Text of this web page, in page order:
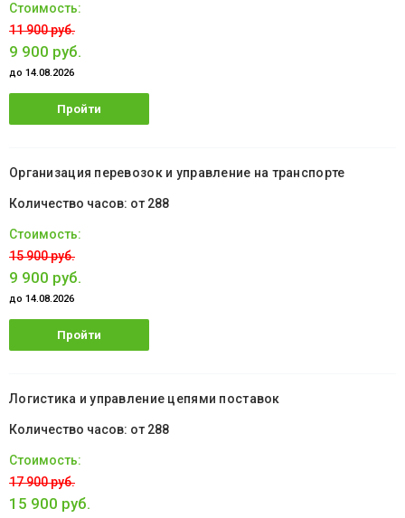
11 900 руб.
9 900 руб.
до 14.08.2026
Пройти
Организация перевозок и управление на транспорте
от 288
15 900 руб.
9 900 руб.
до 14.08.2026
Пройти
Логистика и управление цепями поставок
от 288
17 900 руб.
15 900 руб.